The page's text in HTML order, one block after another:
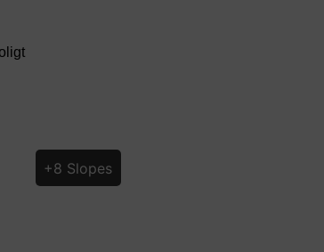
+8 Slopes